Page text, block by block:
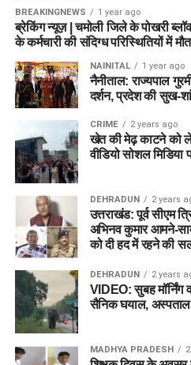
BREAKINGNEWS 1 year ago
ब्रेकिंग न्यूज़ | चमोली जिले के पोखरी
के कर्मचारी की संदिग्ध परिस्थितियों में
NAINITAL 1 year ago
नैनीताल: राज्यपाल
दर्शन, प्रदेश की सुख-
CRIME 2 years ago
खेत की मेढ़ काटने को
वीडियो सोशल
DEHRADUN 2 years
उत्तराखंड: पूर्व सीएम
अभिनव कुमार आमने-
को दी हद में रहने की
DEHRADUN 2 years
VIDEO: सुबह मॉर्निंग
सैनिक घयाल, अस्पताल
MADHYA PRADESH